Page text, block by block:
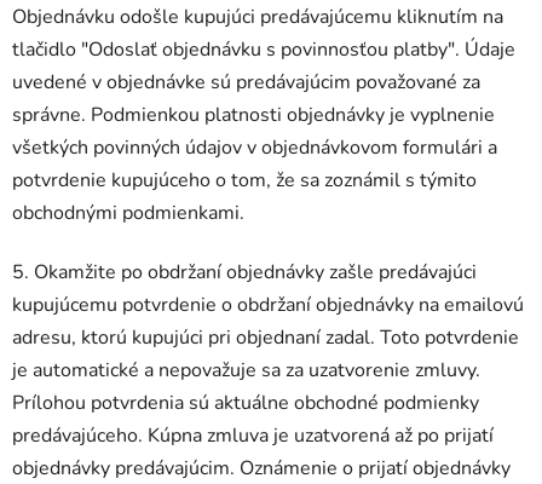
Objednávku odošle kupujúci predávajúcemu kliknutím na
tlačidlo "Odoslať objednávku s povinnosťou platby". Údaje
uvedené v objednávke sú predávajúcim považované za
správne. Podmienkou platnosti objednávky je vyplnenie
všetkých povinných údajov v objednávkovom formulári a
potvrdenie kupujúceho o tom, že sa zoznámil s týmito
obchodnými podmienkami.
5. Okamžite po obdržaní objednávky zašle predávajúci
kupujúcemu potvrdenie o obdržaní objednávky na emailovú
adresu, ktorú kupujúci pri objednaní zadal. Toto potvrdenie
je automatické a nepovažuje sa za uzatvorenie zmluvy.
Prílohou potvrdenia sú aktuálne obchodné podmienky
predávajúceho. Kúpna zmluva je uzatvorená až po prijatí
objednávky predávajúcim. Oznámenie o prijatí objednávky